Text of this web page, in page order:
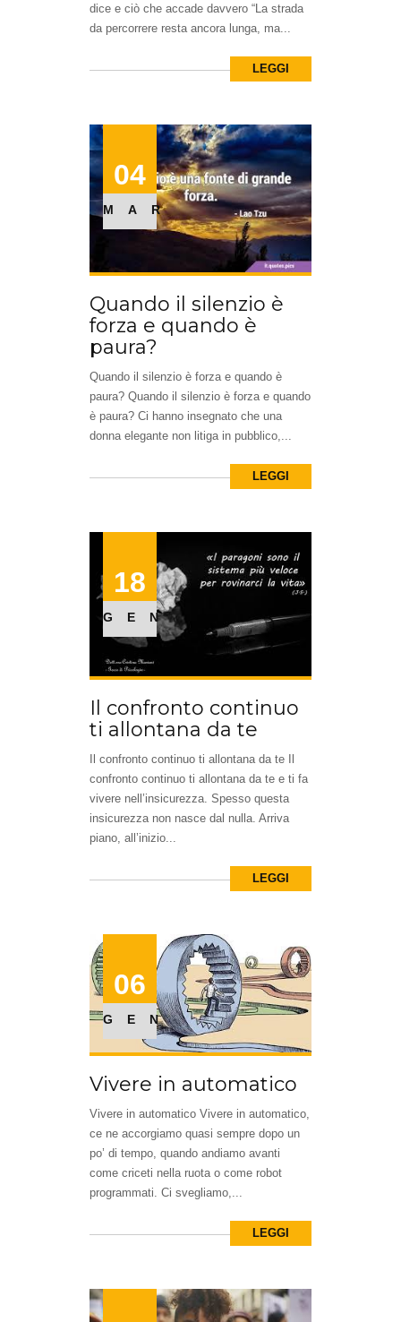
dice e ciò che accade davvero “La strada
da percorrere resta ancora lunga, ma...
LEGGI
04
MAR
Quando il silenzio è
forza e quando è
paura?
Quando il silenzio è forza e quando è
paura? Quando il silenzio è forza e quando
è paura? Ci hanno insegnato che una
donna elegante non litiga in pubblico,...
LEGGI
18
GEN
Il confronto continuo
ti allontana da te
Il confronto continuo ti allontana da te Il
confronto continuo ti allontana da te e ti fa
vivere nell’insicurezza. Spesso questa
insicurezza non nasce dal nulla. Arriva
piano, all’inizio...
LEGGI
06
GEN
Vivere in automatico
Vivere in automatico Vivere in automatico,
ce ne accorgiamo quasi sempre dopo un
po’ di tempo, quando andiamo avanti
come criceti nella ruota o come robot
programmati. Ci svegliamo,...
LEGGI